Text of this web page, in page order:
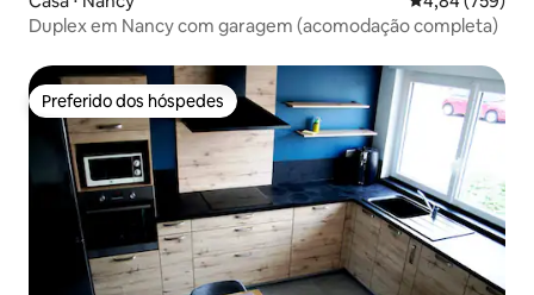
Duplex em Nancy com garagem (acomodação completa)
Preferido dos hóspedes
Preferido dos hóspedes